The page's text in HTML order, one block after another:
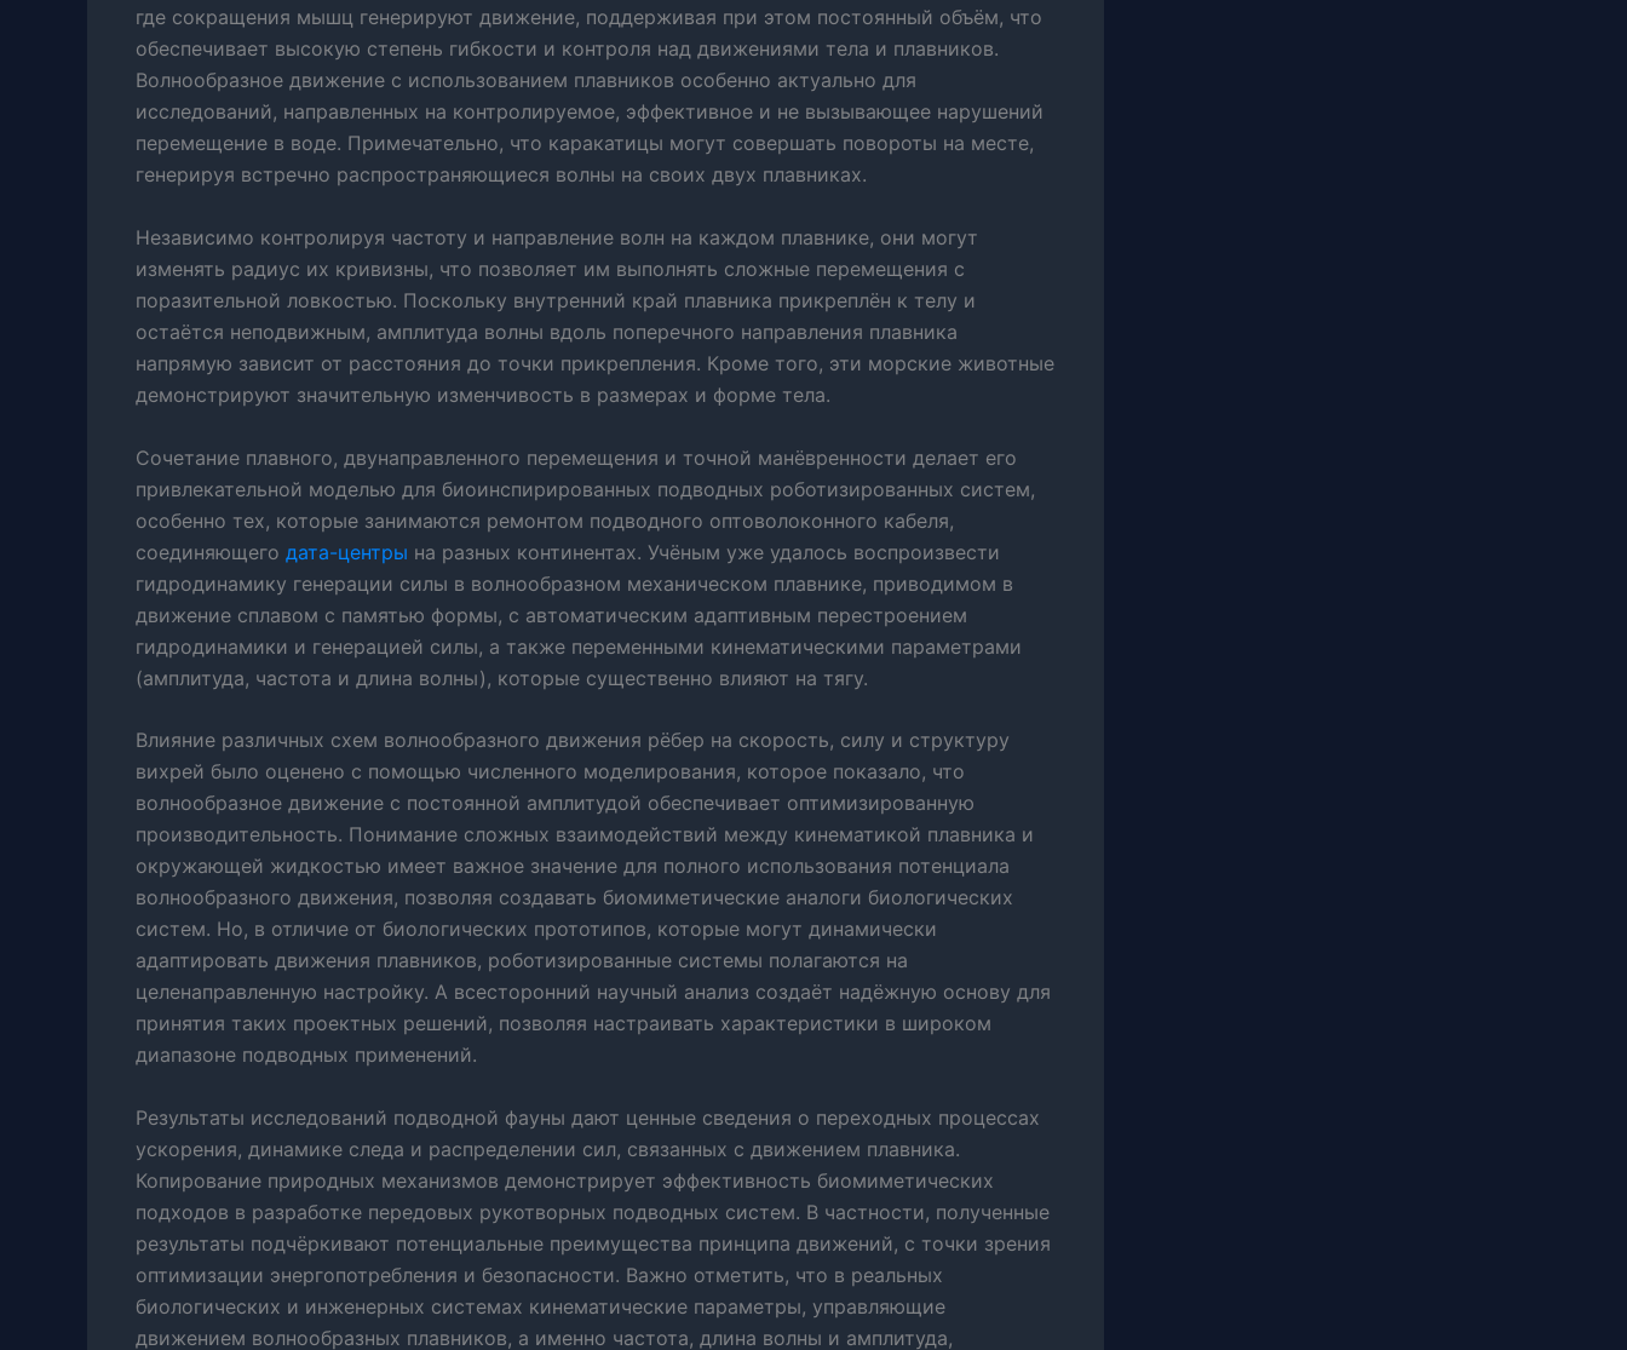
где сокращения мышц генерируют движение, поддерживая при этом постоянный объём, что
обеспечивает высокую степень гибкости и контроля над движениями тела и плавников.
Волнообразное движение с использованием плавников особенно актуально для
исследований, направленных на контролируемое, эффективное и не вызывающее нарушений
перемещение в воде. Примечательно, что каракатицы могут совершать повороты на месте,
генерируя встречно распространяющиеся волны на своих двух плавниках.
Независимо контролируя частоту и направление волн на каждом плавнике, они могут
изменять радиус их кривизны, что позволяет им выполнять сложные перемещения с
поразительной ловкостью. Поскольку внутренний край плавника прикреплён к телу и
остаётся неподвижным, амплитуда волны вдоль поперечного направления плавника
напрямую зависит от расстояния до точки прикрепления. Кроме того, эти морские животные
демонстрируют значительную изменчивость в размерах и форме тела.
Сочетание плавного, двунаправленного перемещения и точной манёвренности делает его
привлекательной моделью для биоинспирированных подводных роботизированных систем,
особенно тех, которые занимаются ремонтом подводного оптоволоконного кабеля,
соединяющего дата-центры на разных континентах. Учёным уже удалось воспроизвести
гидродинамику генерации силы в волнообразном механическом плавнике, приводимом в
движение сплавом с памятью формы, с автоматическим адаптивным перестроением
гидродинамики и генерацией силы, а также переменными кинематическими параметрами
(амплитуда, частота и длина волны), которые существенно влияют на тягу.
Влияние различных схем волнообразного движения рёбер на скорость, силу и структуру
вихрей было оценено с помощью численного моделирования, которое показало, что
волнообразное движение с постоянной амплитудой обеспечивает оптимизированную
производительность. Понимание сложных взаимодействий между кинематикой плавника и
окружающей жидкостью имеет важное значение для полного использования потенциала
волнообразного движения, позволяя создавать биомиметические аналоги биологических
систем. Но, в отличие от биологических прототипов, которые могут динамически
адаптировать движения плавников, роботизированные системы полагаются на
целенаправленную настройку. А всесторонний научный анализ создаёт надёжную основу для
принятия таких проектных решений, позволяя настраивать характеристики в широком
диапазоне подводных применений.
Результаты исследований подводной фауны дают ценные сведения о переходных процессах
ускорения, динамике следа и распределении сил, связанных с движением плавника.
Копирование природных механизмов демонстрирует эффективность биомиметических
подходов в разработке передовых рукотворных подводных систем. В частности, полученные
результаты подчёркивают потенциальные преимущества принципа движений, с точки зрения
оптимизации энергопотребления и безопасности. Важно отметить, что в реальных
биологических и инженерных системах кинематические параметры, управляющие
движением волнообразных плавников, а именно частота, длина волны и амплитуда,